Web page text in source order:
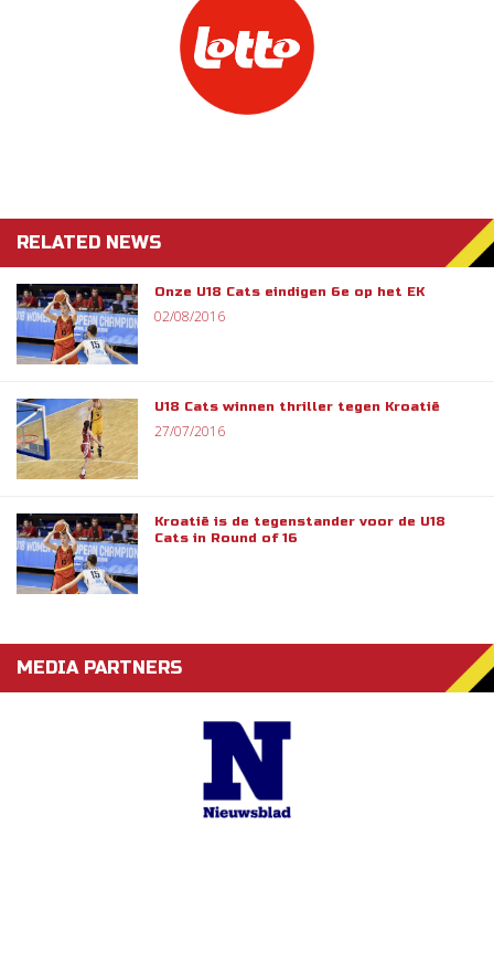
RELATED NEWS
Onze U18 Cats eindigen 6e op het EK
02/08/2016
U18 Cats winnen thriller tegen Kroatië
27/07/2016
Kroatië is de tegenstander voor de U18
Cats in Round of 16
MEDIA PARTNERS